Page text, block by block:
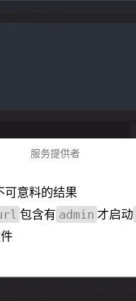
服务提供者
可意料的结果
包含有 admin 才启动